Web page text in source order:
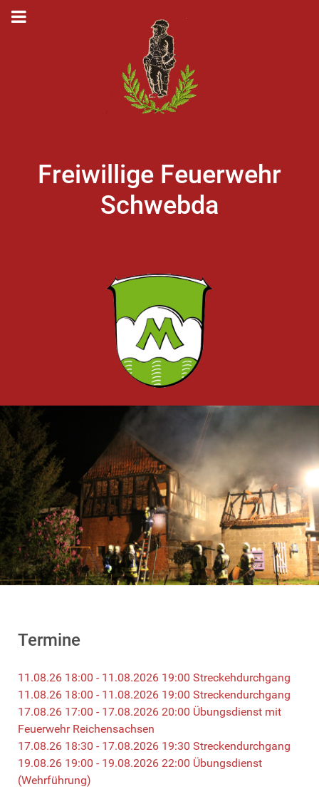
Freiwillige Feuerwehr
Schwebda
Termine
11.08.26 18:00 - 11.08.2026 19:00 Streckehdurchgang
11.08.26 18:00 - 11.08.2026 19:00 Streckendurchgang
17.08.26 17:00 - 17.08.2026 20:00 Übungsdienst mit
Feuerwehr Reichensachsen
17.08.26 18:30 - 17.08.2026 19:30 Streckendurchgang
19.08.26 19:00 - 19.08.2026 22:00 Übungsdienst
(Wehrführung)